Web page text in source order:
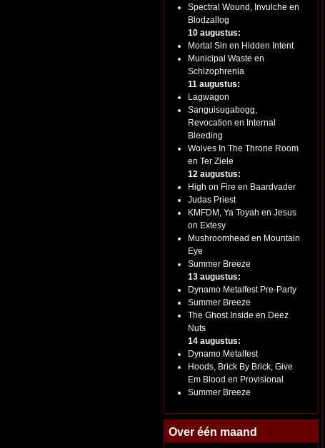
Spectral Wound, Invulche en
Blodzallog
10 augustus:
Mortal Sin en Hidden Intent
Municipal Waste en
Schizophrenia
11 augustus:
Lagwagon
Sanguisugabogg,
Revocation en Internal
Bleeding
Wolves In The Throne Room
en Ter Ziele
12 augustus:
High on Fire en Baardvader
Judas Priest
KMFDM, Ya Toyah en Jesus
on Extesy
Mushroomhead en Mountain
Eye
Summer Breeze
13 augustus:
Dynamo Metalfest Pre-Party
Summer Breeze
The Ghost Inside en Deez
Nuts
14 augustus:
Dynamo Metalfest
Hoods, Brick By Brick, Give
Em Blood en Provisional
Summer Breeze
Over één maand